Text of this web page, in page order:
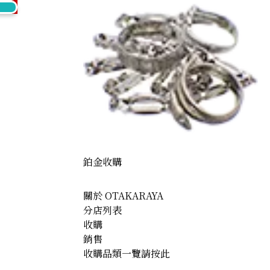
鉑金收購
關於 OTAKARAYA
分店列表
收購
銷售
收購品類一覽請按此